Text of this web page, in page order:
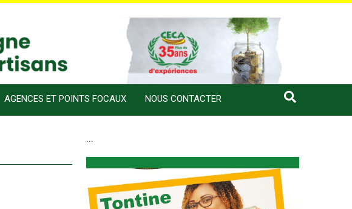
AGENCES ET POINTS FOCAUX NOUS CONTACTER
...